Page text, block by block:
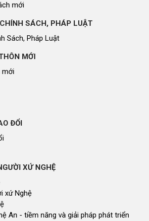
mới
SÁCH, PHÁP LUẬT
Sách, Pháp Luật
MỚI
mới
ĐỔI
XỨ NGHỆ
xứ Nghệ
An - tiềm năng và giải pháp phát triển